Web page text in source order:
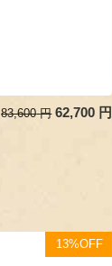
83,600 円 62,700 円
13%OFF